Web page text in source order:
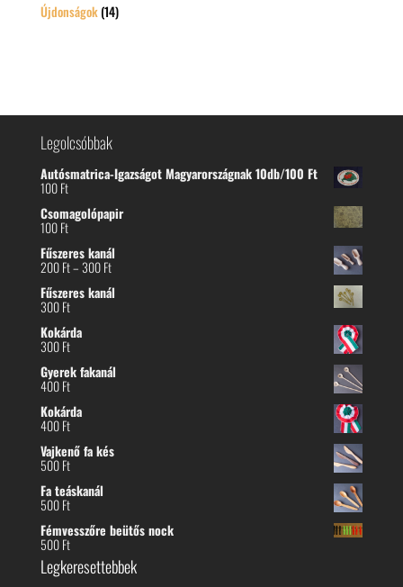
Újdonságok (14)
Legolcsóbbak
Autósmatrica-Igazságot Magyarországnak 10db/100 Ft
100Ft
Csomagolópapir
100Ft
Fűszeres kanál
200Ft–300FtÁrtartomány:
-
Fűszeres kanál
300Ft
Kokárda
300Ft
Gyerek fakanál
400Ft
Kokárda
400Ft
Vajkenő fa kés
500Ft
Fa teáskanál
500Ft
Fémvesszőre beütős nock
500Ft
Legkeresettebbek